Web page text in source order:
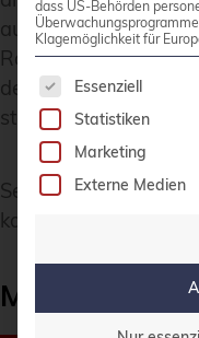
aufwändiger
Routing und in der
der Clients zu
stabilen
Selbstverständlich ist
kann auf eigener
Mattermost
dass US-Behörden
Klagemöglichkeit für
Es folgt eine
Essenziell
Statistiken
Marketing
Externe Medien